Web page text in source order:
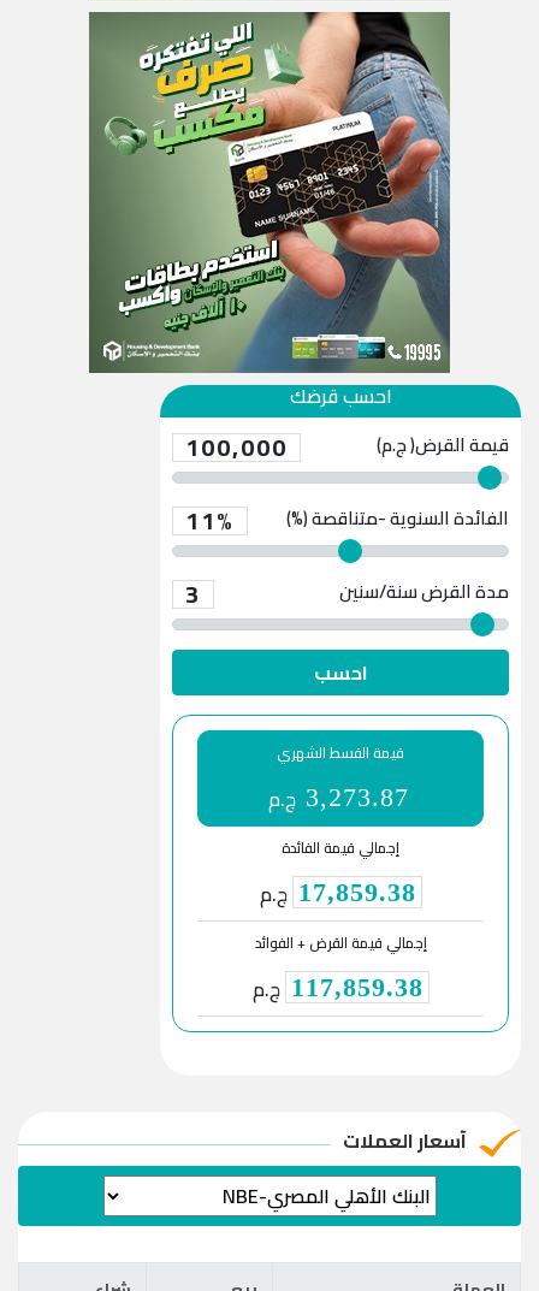
احسب قرضك
قيمة القرض( ج.م) 100,000
الفائدة السنوية -متناقصة (%) 11%
مدة القرض 3 سنة/سنين
احسب
قيمة القسط الشهري
3,273.87 ج.م
إجمالي قيمة الفائدة
17,859.38 ج.م
إجمالي قيمة القرض + الفوائد
117,859.38 ج.م
آسعار العملات